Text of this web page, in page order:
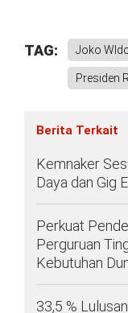
TAG: Joko
Presiden RI
Berita Terkait
Kemnaker
Daya dan Gig
Perkuat
Perguruan
Kebutuhan
33,5 %